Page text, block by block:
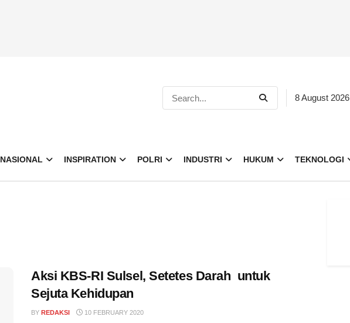
8 August 2026
NASIONAL INSPIRATION POLRI INDUSTRI HUKUM TEKNOLOGI
Aksi KBS-RI Sulsel, Setetes Darah untuk
Sejuta Kehidupan
BY REDAKSI 10 FEBRUARY 2020